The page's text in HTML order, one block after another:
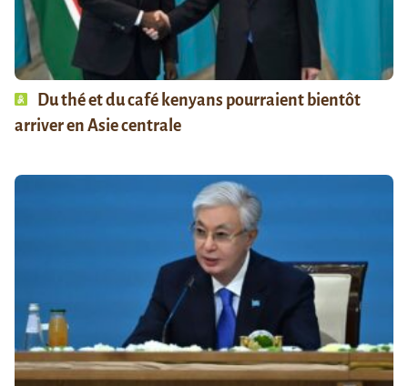
Du thé et du café kenyans pourraient bientôt
arriver en Asie centrale